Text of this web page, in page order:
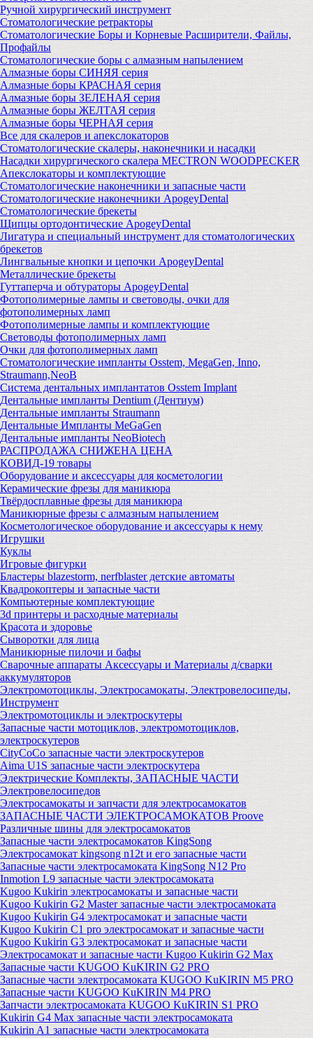
Ручной хирургический инструмент
Стоматологические ретракторы
Стоматологические Боры и Корневые Расширители, Файлы,
Профайлы
Стоматологические боры с алмазным напылением
Алмазные боры СИНЯЯ серия
Алмазные боры КРАСНАЯ серия
Алмазные боры ЗЕЛЕНАЯ серия
Алмазные боры ЖЕЛТАЯ серия
Алмазные боры ЧЕРНАЯ серия
Все для скалеров и апекслокаторов
Стоматологические скалеры, наконечники и насадки
Насадки хирургического скалера MECTRON WOODPECKER
Апекслокаторы и комплектующие
Стоматологические наконечники и запасные части
Стоматологические наконечники ApogeyDental
Стоматологические брекеты
Щипцы ортодонтические ApogeyDental
Лигатура и специальный инструмент для стоматологических
брекетов
Лингвальные кнопки и цепочки ApogeyDental
Металлические брекеты
Гуттаперча и обтураторы ApogeyDental
Фотополимерные лампы и световоды, очки для
фотополимерных ламп
Фотополимерные лампы и комплектующие
Световоды фотополимерных ламп
Очки для фотополимерных ламп
Стоматологические импланты Osstem, MegaGen, Inno,
Straumann,NeoB
Система дентальных имплантатов Osstem Implant
Дентальные импланты Dentium (Дентиум)
Дентальные импланты Straumann
Дентальные Импланты MeGaGen
Дентальные импланты NeoBiotech
РАСПРОДАЖА СНИЖЕНА ЦЕНА
КОВИД-19 товары
Оборудование и аксессуары для косметологии
Керамические фрезы для маникюра
Твёрдосплавные фрезы для маникюра
Маникюрные фрезы с алмазным напылением
Косметологическое оборудование и аксессуары к нему
Игрушки
Куклы
Игровые фигурки
Бластеры blazestorm, nerfblaster детские автоматы
Квадрокоптеры и запасные части
Компьютерные комплектующие
3d принтеры и расходные материалы
Красота и здоровье
Сыворотки для лица
Маникюрные пилочи и бафы
Сварочные аппараты Аксессуары и Материалы д/сварки
аккумуляторов
Электромотоциклы, Электросамокаты, Электровелосипеды,
Инструмент
Электромотоциклы и электроскутеры
Запасные части мотоциклов, электромотоциклов,
электроскутеров
CityCoCo запасные части электроскутеров
Aima U1S запасные части электроскутера
Электрические Комплекты, ЗАПАСНЫЕ ЧАСТИ
Электровелосипедов
Электросамокаты и запчасти для электросамокатов
ЗАПАСНЫЕ ЧАСТИ ЭЛЕКТРОСАМОКАТОВ Proove
Различные шины для электросамокатов
Запасные части электросамокатов KingSong
Электросамокат kingsong n12t и его запасные части
Запасные части электросамоката KingSong N12 Pro
Inmotion L9 запасные части электросамоката
Kugoo Kukirin электросамокаты и запасные части
Kugoo Kukirin G2 Master запасные части электросамоката
Kugoo Kukirin G4 электросамокат и запасные части
Kugoo Kukirin C1 pro электросамокат и запасные части
Kugoo Kukirin G3 электросамокат и запасные части
Электросамокат и запасные части Kugoo Kukirin G2 Max
Запасные части KUGOO KuKIRIN G2 PRO
Запасные части электросамоката KUGOO KuKIRIN M5 PRO
Запасные части KUGOO KuKIRIN M4 PRO
Запчасти электросамоката KUGOO KuKIRIN S1 PRO
Kukirin G4 Max запасные части электросамоката
Kukirin A1 запасные части электросамоката